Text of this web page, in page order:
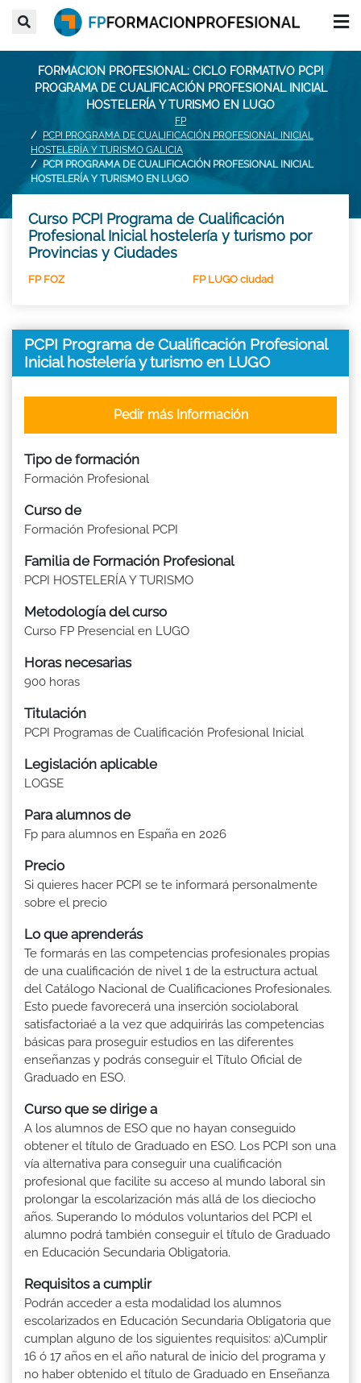
FORMACION PROFESIONAL: CICLO FORMATIVO PCPI
PROGRAMA DE CUALIFICACIÓN PROFESIONAL INICIAL
HOSTELERÍA Y TURISMO EN LUGO
FP
PCPI PROGRAMA DE CUALIFICACIÓN PROFESIONAL INICIAL
HOSTELERÍA Y TURISMO GALICIA
PCPI PROGRAMA DE CUALIFICACIÓN PROFESIONAL INICIAL
HOSTELERÍA Y TURISMO EN LUGO
Curso PCPI Programa de Cualificación
Profesional Inicial hostelería y turismo por
Provincias y Ciudades
FP FOZ FP LUGO ciudad
PCPI Programa de Cualificación Profesional
Inicial hostelería y turismo en LUGO
Tipo de formación
Formación Profesional
Curso de
Formación Profesional PCPI
Familia de Formación Profesional
PCPI HOSTELERÍA Y TURISMO
Metodología del curso
Curso FP Presencial en LUGO
Horas necesarias
900 horas
Titulación
PCPI Programas de Cualificación Profesional Inicial
Legislación aplicable
LOGSE
Para alumnos de
Fp para alumnos en España en 2026
Precio
Si quieres hacer PCPI se te informará personalmente
sobre el precio
Pedir más Información
Lo que aprenderás
Te formarás en las competencias profesionales propias
de una cualificación de nivel 1 de la estructura actual
del Catálogo Nacional de Cualificaciones Profesionales.
Esto puede favorecerá una inserción sociolaboral
satisfactoriaé a la vez que adquirirás las competencias
básicas para proseguir estudios en las diferentes
enseñanzas y podrás conseguir el Título Oficial de
Graduado en ESO.
Curso que se dirige a
A los alumnos de ESO que no hayan conseguido
obtener el título de Graduado en ESO. Los PCPI son una
vía alternativa para conseguir una cualificación
profesional que facilite su acceso al mundo laboral sin
prolongar la escolarización más allá de los dieciocho
años. Superando lo módulos voluntarios del PCPI el
alumno podrá también conseguir el título de Graduado
en Educación Secundaria Obligatoria.
Requisitos a cumplir
Podrán acceder a esta modalidad los alumnos
escolarizados en Educación Secundaria Obligatoria que
cumplan alguno de los siguientes requisitos: a)Cumplir
16 ó 17 años en el año natural de inicio del programa y
no haber obtenido el título de Graduado en Enseñanza